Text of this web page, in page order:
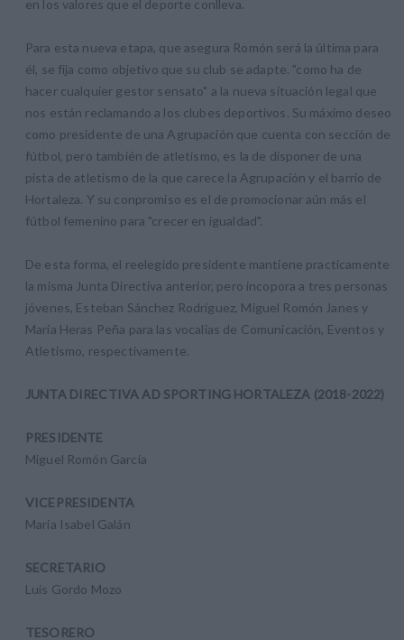
en los valores que el deporte conlleva.
Para esta nueva etapa, que asegura Romón será la última para
él, se fija como objetivo que su club se adapte. "como ha de
hacer cualquier gestor sensato" a la nueva situación legal que
nos están reclamando a los clubes deportivos. Su máximo deseo
como presidente de una Agrupación que cuenta con sección de
fútbol, pero también de atletismo, es la de disponer de una
pista de atletismo de la que carece la Agrupación y el barrio de
Hortaleza. Y su conpromiso es el de promocionar aún más el
fútbol femenino para "crecer en igualdad".
De esta forma, el reelegido presidente mantiene practicamente
la misma Junta Directiva anterior, pero incopora a tres personas
jóvenes, Esteban Sánchez Rodríguez, Miguel Romón Janes y
María Heras Peña para las vocalias de Comunicación, Eventos y
Atletismo, respectivamente.
JUNTA DIRECTIVA AD SPORTING HORTALEZA (2018-2022)
PRESIDENTE
Miguel Romón García
VICEPRESIDENTA
María Isabel Galán
SECRETARIO
Luis Gordo Mozo
TESORERO